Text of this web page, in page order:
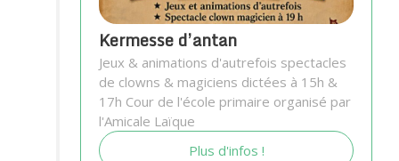
Kermesse d’antan
Jeux & animations d'autrefois spectacles
de clowns & magiciens dictées à 15h &
17h Cour de l'école primaire organisé par
l'Amicale Laïque
Plus d'infos !